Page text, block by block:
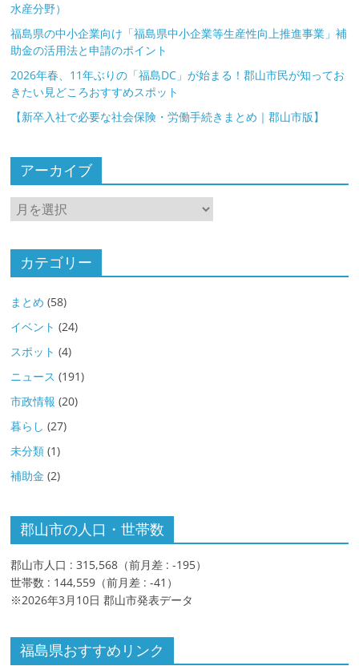
水産分野）
福島県の中小企業向け「福島県中小企業等生産性向上推進事業」補
助金の活用法と申請のポイント
2026年春、11年ぶりの「福島DC」が始まる！郡山市民が知ってお
きたい見どころおすすめスポット
【新卒入社で必要な社会保険・労働手続きまとめ｜郡山市版】
アーカイブ
ア
ー
ブ
カテゴリー
まとめ (58)
イベント (24)
スポット (4)
ニュース (191)
市政情報 (20)
暮らし (27)
未分類 (1)
補助金 (2)
郡山市の人口・世帯数
郡山市人口 : 315,568（前月差 : -195）
世帯数 : 144,559（前月差 : -41）
※2026年3月10日 郡山市発表データ
福島県おすすめリンク